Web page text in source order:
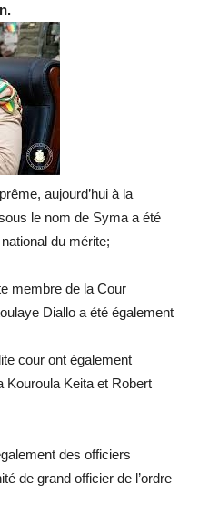
aujourd’hui à la
le nom de Syma a été
du mérite;
membre de la Cour
Diallo a été également
cour ont également
Kouroula Keita et Robert
des officiers
de grand officier de l’ordre